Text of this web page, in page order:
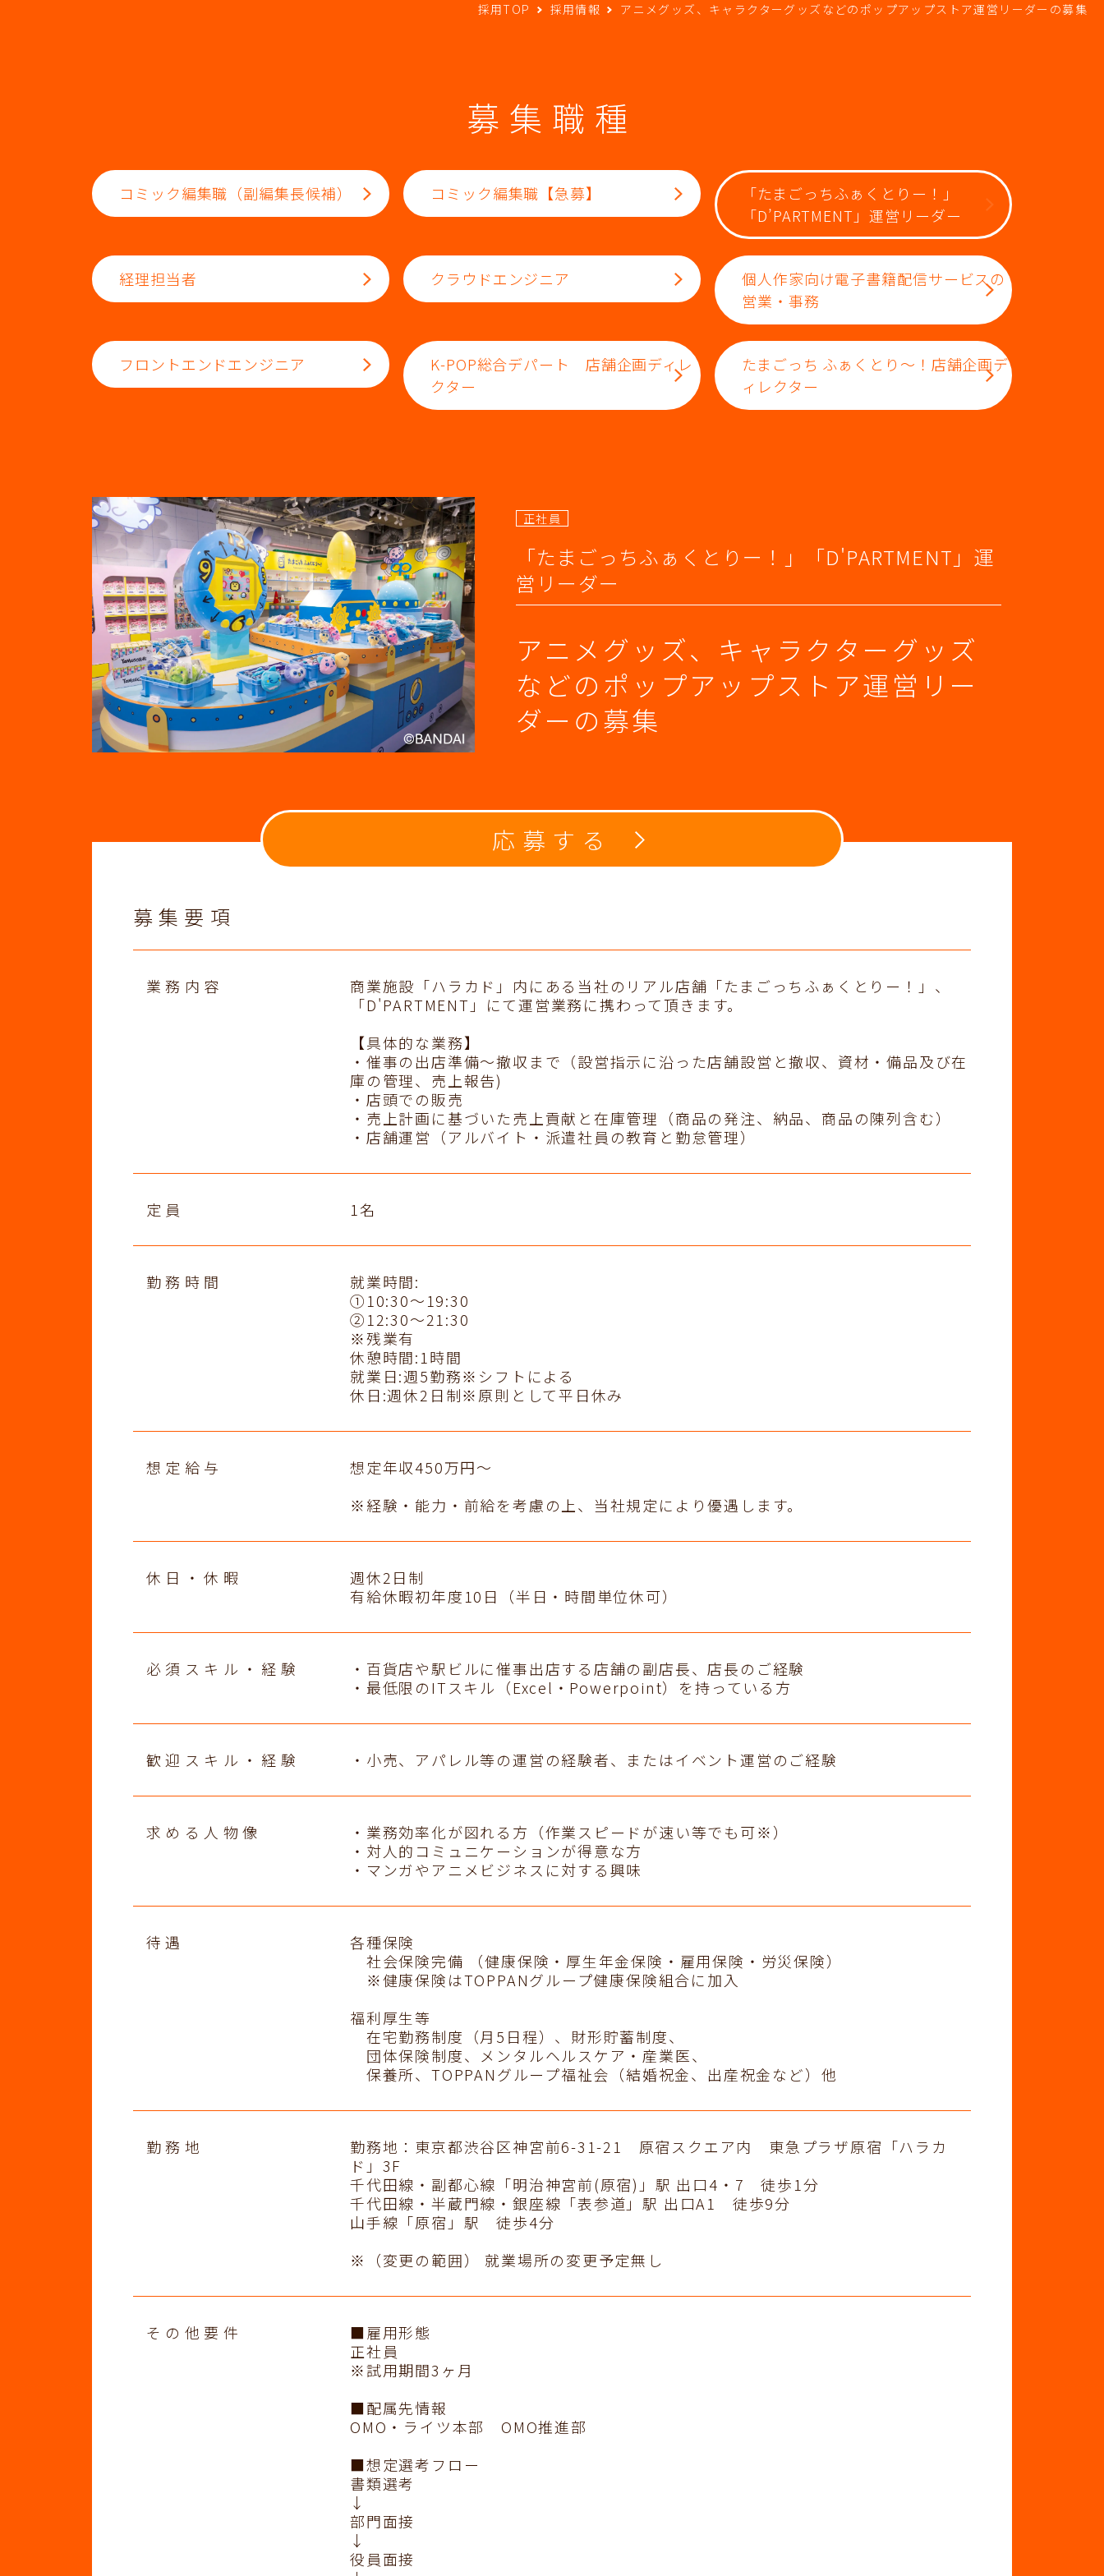
採用TOP 採用情報 アニメグッズ、キャラクターグッズなどのポップアップストア運営リーダーの募集
募集職種
コミック編集職（副編集長候補） コミック編集職【急募】
「たまごっちふぁくとりー！」
「D’PARTMENT」運営リーダー
経理担当者 クラウドエンジニア
個人作家向け電子書籍配信サービスの
営業・事務
フロントエンドエンジニア
K-POP総合デパート 店舗企画ディレ
クター
たまごっち ふぁくとり～！店舗企画デ
ィレクター
正社員
「たまごっちふぁくとりー！」「D'PARTMENT」運
営リーダー
アニメグッズ、キャラクターグッズ
などのポップアップストア運営リー
ダーの募集
応募する
募集要項
業務内容
商業施設「ハラカド」内にある当社のリアル店舗「たまごっちふぁくとりー！」、
「D'PARTMENT」にて運営業務に携わって頂きます。
【具体的な業務】
・催事の出店準備～撤収まで（設営指示に沿った店舗設営と撤収、資材・備品及び在
庫の管理、売上報告)
・店頭での販売
・売上計画に基づいた売上貢献と在庫管理（商品の発注、納品、商品の陳列含む）
・店舗運営（アルバイト・派遣社員の教育と勤怠管理）
定員 1名
勤務時間
就業時間:
①10:30～19:30
②12:30～21:30
※残業有
休憩時間:1時間
就業日:週5勤務※シフトによる
休日:週休2日制※原則として平日休み
想定給与
想定年収450万円～
※経験・能力・前給を考慮の上、当社規定により優遇します。
休日・休暇
週休2日制
有給休暇初年度10日（半日・時間単位休可）
必須スキル・経験
・百貨店や駅ビルに催事出店する店舗の副店長、店長のご経験
・最低限のITスキル（Excel・Powerpoint）を持っている方
歓迎スキル・経験 ・小売、アパレル等の運営の経験者、またはイベント運営のご経験
求める人物像
・業務効率化が図れる方（作業スピードが速い等でも可※）
・対人的コミュニケーションが得意な方
・マンガやアニメビジネスに対する興味
待遇
各種保険
社会保険完備 （健康保険・厚生年金保険・雇用保険・労災保険）
※健康保険はTOPPANグループ健康保険組合に加入
福利厚生等
在宅勤務制度（月5日程）、財形貯蓄制度、
団体保険制度、メンタルヘルスケア・産業医、
保養所、TOPPANグループ福祉会（結婚祝金、出産祝金など）他
勤務地
勤務地：東京都渋谷区神宮前6-31-21 原宿スクエア内 東急プラザ原宿「ハラカ
ド」3F
千代田線・副都心線「明治神宮前(原宿)」駅 出口4・7 徒歩1分
千代田線・半蔵門線・銀座線「表参道」駅 出口A1 徒歩9分
山手線「原宿」駅 徒歩4分
※（変更の範囲） 就業場所の変更予定無し
その他要件
■雇用形態
正社員
※試用期間3ヶ月
■配属先情報
OMO・ライツ本部 OMO推進部
■想定選考フロー
書類選考
↓
部門面接
↓
役員面接